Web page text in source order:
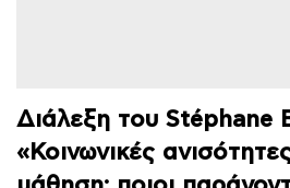
Διάλεξη του Stéphane
«Κοινωνικές